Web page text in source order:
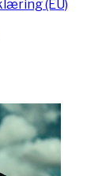
(EU)